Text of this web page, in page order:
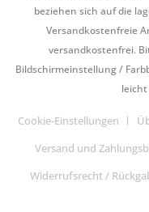
beziehen sich auf die
Versandkostenfreie
versandkostenfrei.
Bildschirmeinstellung /
Cookie-Einstellungen
Versand und
Widerrufsrecht /